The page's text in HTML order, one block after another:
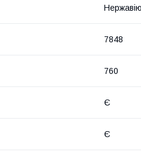
7848
760
Є
Є